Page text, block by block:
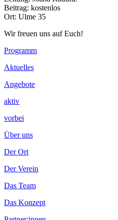
Beitrag: kostenlos
Ort: Ulme 35
Wir freuen uns auf Euch!
Footer
Inhalt
Programm
Aktuelles
Angebote
aktiv
vorbei
Über uns
Der Ort
Der Verein
Das Team
Das Konzept